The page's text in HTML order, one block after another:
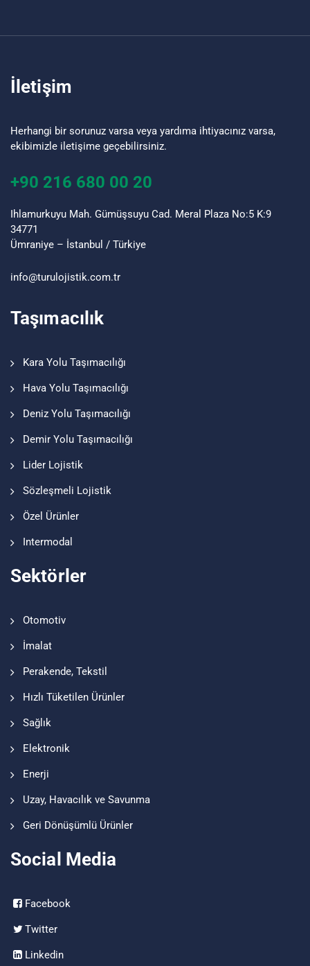
İletişim
Herhangi bir sorunuz varsa veya yardıma ihtiyacınız varsa,
ekibimizle iletişime geçebilirsiniz.
+90 216 680 00 20
Ihlamurkuyu Mah. Gümüşsuyu Cad. Meral Plaza No:5 K:9
34771
Ümraniye – İstanbul / Türkiye
info@turu lojistik.com.tr
Taşımacılık
Kara Yolu Taşımacılığı
Hava Yolu Taşımacılığı
Deniz Yolu Taşımacılığı
Demir Yolu Taşımacılığı
Lider Lojistik
Sözleşmeli Lojistik
Özel Ürünler
Intermodal
Sektörler
Otomotiv
İmalat
Perakende, Tekstil
Hızlı Tüketilen Ürünler
Sağlık
Elektronik
Enerji
Uzay, Havacılık ve Savunma
Geri Dönüşümlü Ürünler
Social Media
Facebook
Twitter
Linkedin